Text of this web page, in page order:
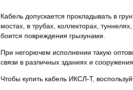
Кабель допускается прокладывать в
мостах, в трубах, коллекторах,
боится повреждения грызунами.
При негорючем исполнении такую
связи в различных зданиях и
Чтобы купить кабель ИКСЛ-Т,